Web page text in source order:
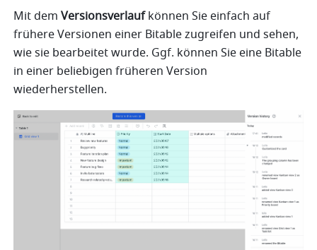
Mit dem Versionsverlauf können Sie einfach auf
frühere Versionen einer Bitable zugreifen und sehen,
wie sie bearbeitet wurde. Ggf. können Sie eine Bitable
in einer beliebigen früheren Version
wiederherstellen.